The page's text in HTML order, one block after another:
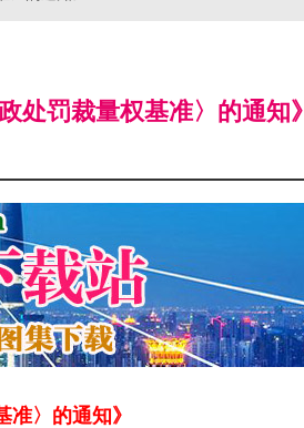
处罚裁量权基准〉的通知》
〉的通知》